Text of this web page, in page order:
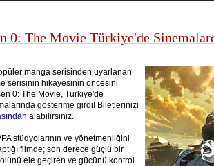
0: The Movie Türkiye'de
manga serisinden uyarlanan
serisinin hikayesinin öncesini
0: The Movie, Türkiye'de
gösterime girdi! Biletlerinizi
alabilirsiniz.
stüdyolarının ve yönetmenliğini
filmde; son derece güçlü bir
ele geçiren ve gücünü kontrol